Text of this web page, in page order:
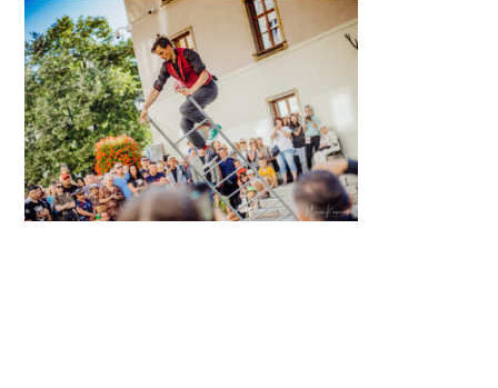
w Jeleniej Górze